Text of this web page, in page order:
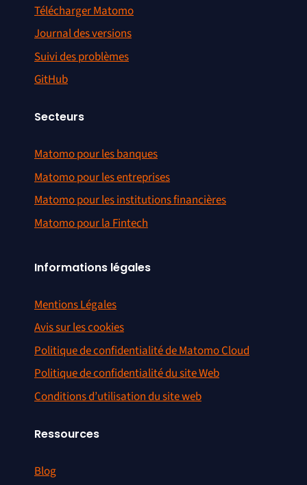
Télécharger Matomo
Journal des versions
Suivi des problèmes
GitHub
Secteurs
Matomo pour les banques
Matomo pour les entreprises
Matomo pour les institutions financières
Matomo pour la Fintech
Informations légales
Mentions Légales
Avis sur les cookies
Politique de confidentialité de Matomo Cloud
Politique de confidentialité du site Web
Conditions d’utilisation du site web
Ressources
Blog